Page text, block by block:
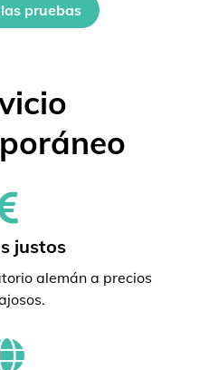
pruebas
justos
alemán a precios